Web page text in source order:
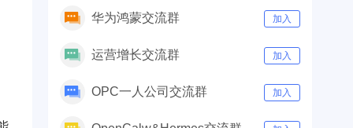
华为鸿蒙交流群 加入
运营增长交流群 加入
OPC一人公司交流群 加入